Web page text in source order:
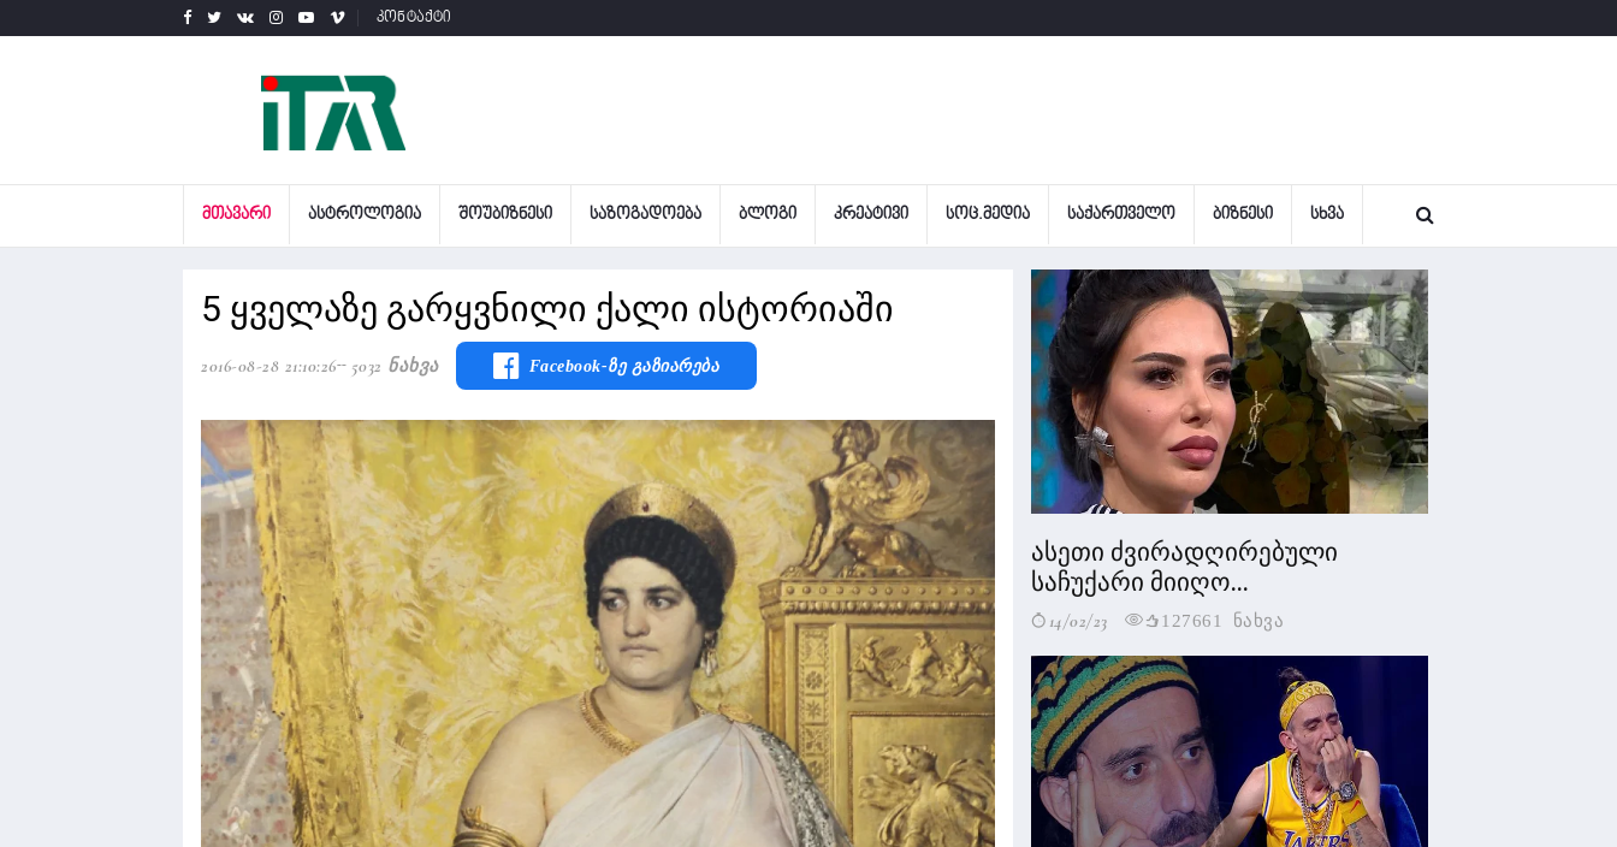
კონტაქტი
ᲛᲗᲐᲕᲐᲠᲘ ᲐᲡᲢᲠᲝᲚᲝᲒᲘᲐ ᲨᲝᲣᲑᲘᲖᲜᲔᲡᲘ ᲡᲐᲖᲝᲒᲐᲓᲝᲔᲑᲐ ᲑᲚᲝᲒᲘ ᲙᲠᲔᲐᲢᲘᲕᲘ ᲡᲝᲪ.ᲛᲔᲓᲘᲐ ᲡᲐᲥᲐᲠᲗᲕᲔᲚᲝ ᲑᲘᲖᲜᲔᲡᲘ ᲡᲮᲕᲐ
5 ყველაზე გარყვნილი ქალი ისტორიაში
2016-08-28 21:10:26 5032 Ნახვა Facebook-Ზე Გაზიარება
ასეთი ძვირადღირებული
საჩუქარი მიიღო...
14/02/23 127661 ნახვა